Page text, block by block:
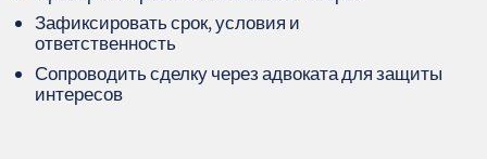
Зафиксировать срок, условия и
ответственность
Сопроводить сделку через адвоката для защиты
интересов